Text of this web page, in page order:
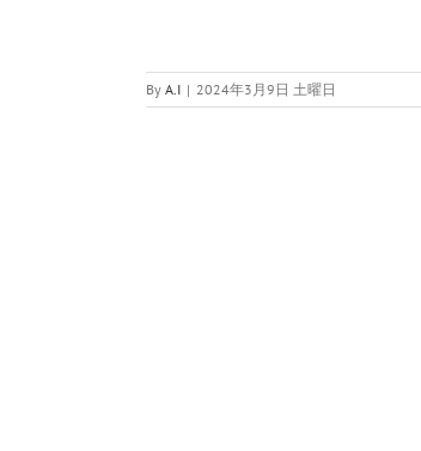
By A.I | 2024年3月9日 土曜日